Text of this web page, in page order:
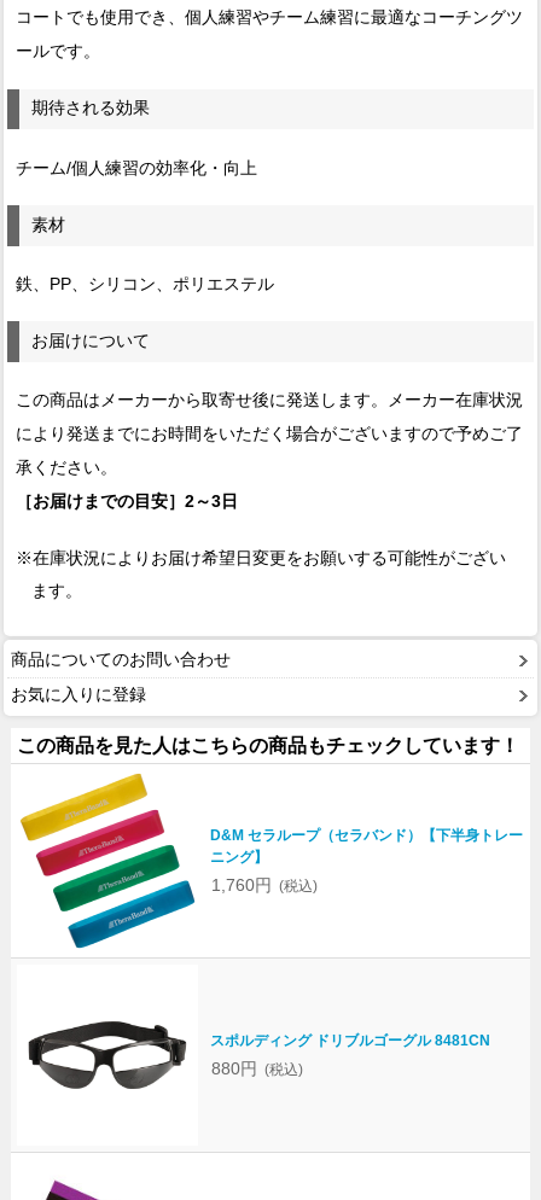
コートでも使用でき、個人練習やチーム練習に最適なコーチングツ
ールです。
期待される効果
チーム/個人練習の効率化・向上
素材
鉄、PP、シリコン、ポリエステル
お届けについて
この商品はメーカーから取寄せ後に発送します。メーカー在庫状況
により発送までにお時間をいただく場合がございますので予めご了
承ください。
［お届けまでの目安］2～3日
※在庫状況によりお届け希望日変更をお願いする可能性がござい
ます。
商品についてのお問い合わせ
お気に入りに登録
この商品を見た人はこちらの商品もチェックしています！
D&M セラループ（セラバンド）【下半身トレー
ニング】
1,760円 (税込)
スポルディング ドリブルゴーグル 8481CN
880円 (税込)